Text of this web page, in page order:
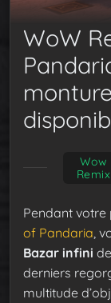
WoW
Wow
Remix
Pendant
of Pandaria ,
Bazar infini
derniers
multitude